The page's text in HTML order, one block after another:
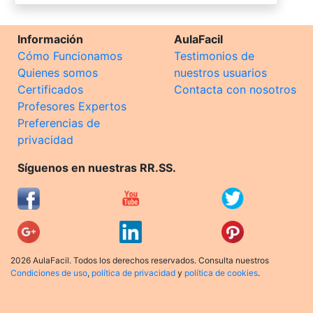
Información
Cómo Funcionamos
Quienes somos
Certificados
Profesores Expertos
Preferencias de
privacidad
AulaFacil
Testimonios de
nuestros usuarios
Contacta con nosotros
Síguenos en nuestras RR.SS.
2026 AulaFacil. Todos los derechos reservados. Consulta nuestros
Condiciones de uso, política de privacidad y política de cookies.